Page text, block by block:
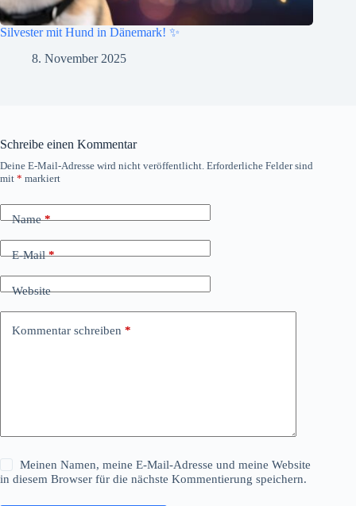
Silvester mit Hund in Dänemark! ✨
8. November 2025
Schreibe einen Kommentar
Deine E-Mail-Adresse wird nicht veröffentlicht. Erforderliche Felder sind
mit * markiert
Name*
E-Mail*
Website
Kommentar schreiben *
Meinen Namen, meine E-Mail-Adresse und meine Website
in diesem Browser für die nächste Kommentierung speichern.